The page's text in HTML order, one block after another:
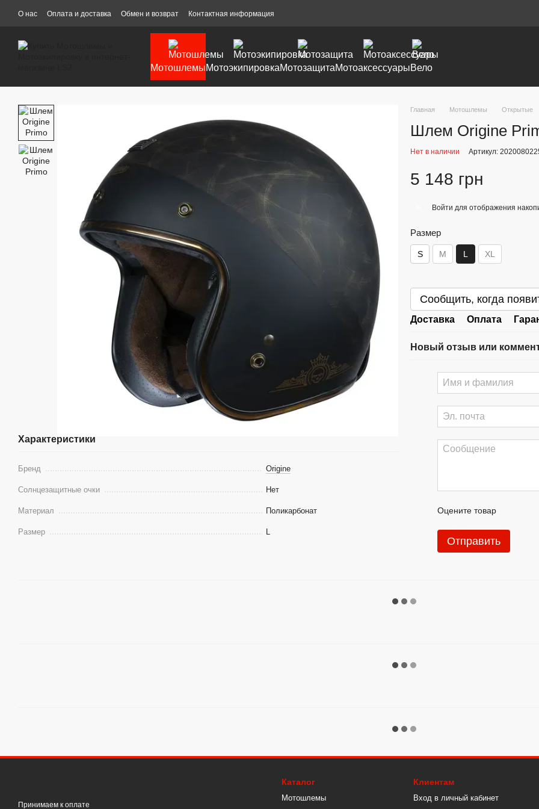
Перейти к основному контенту
О нас Оплата и доставка Обмен и возврат Контактная информация
МотошлемыМотоэкипировкаМотозащитаМотоаксессуарыВело
Характеристики
Бренд Origine
Солнцезащитные очки Нет
Материал Поликарбонат
Размер L
Главная Мотошлемы Открытые
Шлем Origine
Нет в наличии Артикул:
5 148 грн
Войти для отображения
Размер
S M L XL
Сообщить, когда
Доставка Оплата
Новый отзыв или
Оцените товар
Отправить
Принимаем к оплате
Каталог
Мотошлемы
Клиентам
Вход в личный кабинет